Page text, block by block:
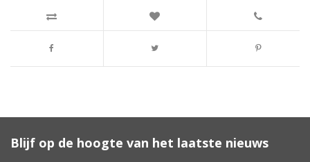
Blijf op de hoogte van het laatste nieuws